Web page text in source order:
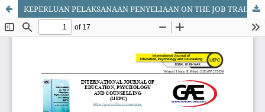
KEPERLUAN PELAKSANAAN PENYELIAAN ON THE JOB TRAINING SECARA WEBINAR DALAM KALANGAN PENSYARAH DI KOLEJ VOKASIONAL